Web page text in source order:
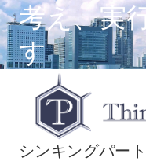
コ
ン
テ
ン
考え、実
す
シンキングパー